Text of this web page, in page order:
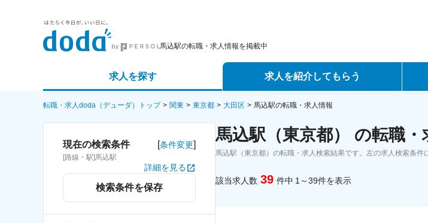
馬込駅の転職・求人情報を掲載中
求人を探す
詳細条件から探す
求人特集から探す
求人を紹介してもらう
エージェントサービス
スカウトサービス デ
転職・求人doda（デューダ）トップ 関東 東京都 大田区 馬込駅の転職・求人情報
現在の検索条件 [条件変更]
[路線・駅]馬込駅
詳細を見る
検索条件を保存
馬込駅（東京都） の転職・
馬込駅（東京都）の転職・求人検索結果です。左の求人検索条件
該当求人数 39 件中 1～39件を表示